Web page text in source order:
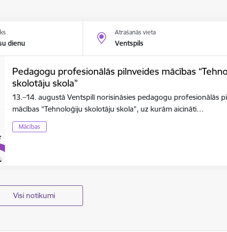
dienu
Atrašanās vieta
Ventspils
Pedagogu profesionālās pilnveides mācības
skolotāju skola”
13.–14. augustā Ventspilī norisināsies pedagogu profesionālās
mācības “Tehnoloģiju skolotāju skola”, uz kurām aicināti…
Mācības
Visi notikumi